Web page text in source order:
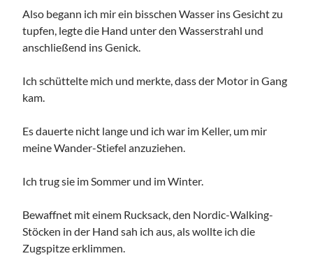
Also begann ich mir ein bisschen Wasser ins Gesicht zu
tupfen, legte die Hand unter den Wasserstrahl und
anschließend ins Genick.
Ich schüttelte mich und merkte, dass der Motor in Gang
kam.
Es dauerte nicht lange und ich war im Keller, um mir
meine Wander-Stiefel anzuziehen.
Ich trug sie im Sommer und im Winter.
Bewaffnet mit einem Rucksack, den Nordic-Walking-
Stöcken in der Hand sah ich aus, als wollte ich die
Zugspitze erklimmen.